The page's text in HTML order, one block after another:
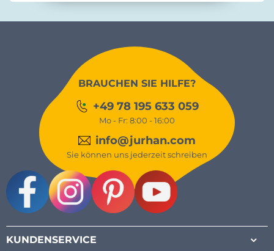
BRAUCHEN SIE HILFE?
+49 78 195 633 059
Mo - Fr: 8:00 - 16:00
info@jurhan.com
Sie können uns jederzeit schreiben
KUNDENSERVICE